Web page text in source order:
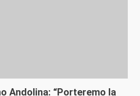
Andolina: “Porteremo la